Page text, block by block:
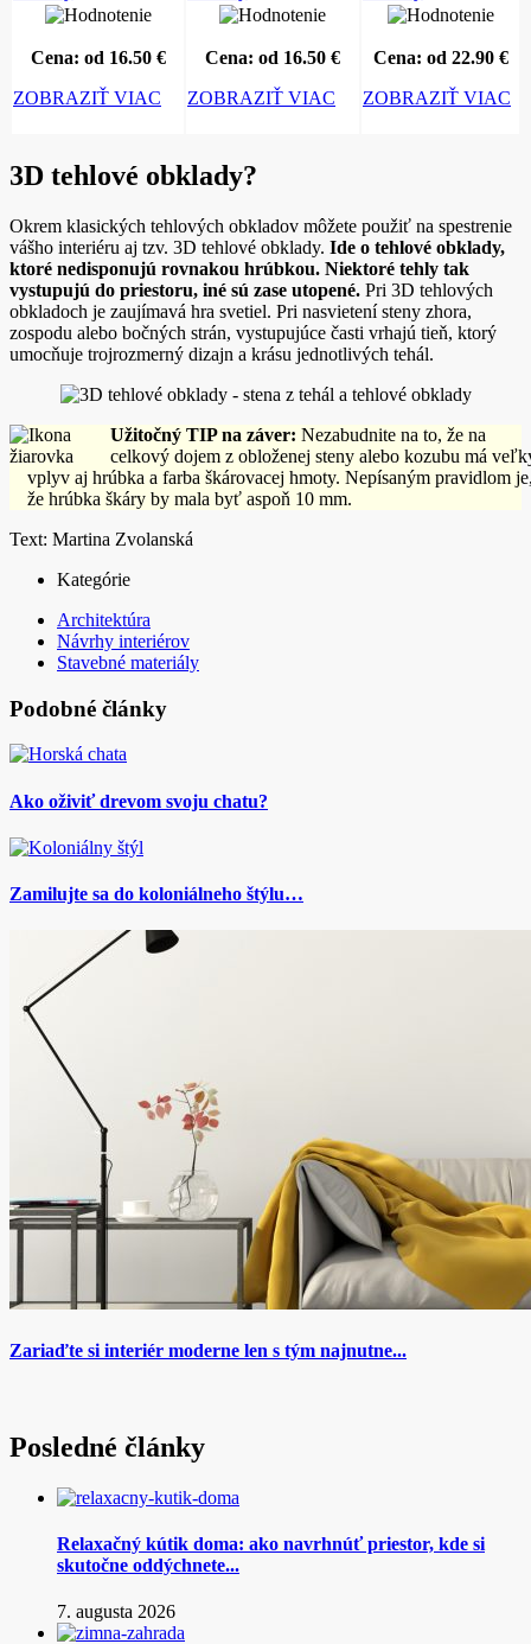
Cena: od 16.50 €
ZOBRAZIŤ VIAC
Cena: od 16.50 €
ZOBRAZIŤ VIAC
Cena: od 22.90 €
ZOBRAZIŤ VIAC
3D tehlové obklady?
Okrem klasických tehlových obkladov môžete použiť na spestrenie
vášho interiéru aj tzv. 3D tehlové obklady. Ide o tehlové obklady,
ktoré nedisponujú rovnakou hrúbkou. Niektoré tehly tak
vystupujú do priestoru, iné sú zase utopené. Pri 3D tehlových
obkladoch je zaujímavá hra svetiel. Pri nasvietení steny zhora,
zospodu alebo bočných strán, vystupujúce časti vrhajú tieň, ktorý
umocňuje trojrozmerný dizajn a krásu jednotlivých tehál.
Užitočný TIP na záver: Nezabudnite na to, že na
celkový dojem z obloženej steny alebo kozubu má
vplyv aj hrúbka a farba škárovacej hmoty. Nepísaným pravidlom
že hrúbka škáry by mala byť aspoň 10 mm.
Text: Martina Zvolanská
Kategórie
Architektúra
Návrhy interiérov
Stavebné materiály
Podobné články
Ako oživiť drevom svoju chatu?
Zamilujte sa do koloniálneho štýlu…
Zariaďte si interiér moderne len s tým najnutne...
Posledné články
Relaxačný kútik doma: ako navrhnúť priestor, kde si
skutočne oddýchnete...
7. augusta 2026